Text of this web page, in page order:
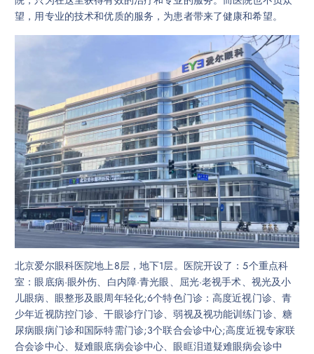
望，用专业的技术和优质的服务，为患者带来了健康和希望。
北京爱尔眼科医院地上8层，地下1层。医院开设了：5个重点科
室：眼底病·眼外伤、白内障·青光眼、屈光·老视手术、视光及小
儿眼病、眼整形及眼周年轻化;6个特色门诊：高度近视门诊、青
少年近视防控门诊、干眼诊疗门诊、弱视及视功能训练门诊、糖
尿病眼病门诊和国际特需门诊;3个联合会诊中心;高度近视专家联
合会诊中心、疑难眼底病会诊中心、眼眶泪道疑难眼病会诊中